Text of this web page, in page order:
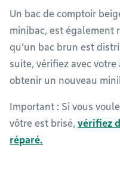
Un bac de comptoir
minibac, est également
qu’un bac brun est
suite, vérifiez avec
obtenir un nouveau
Important : Si vous
vôtre est brisé, vérifiez
réparé.